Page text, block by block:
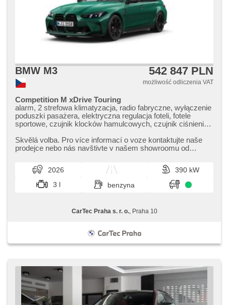
BMW M3 542 847 PLN
możliwość odliczenia VAT
Competition M xDrive Touring
alarm, 2 strefowa klimatyzacja, radio fabryczne, wyłączenie
poduszki pasażera, elektryczna regulacja foteli, fotele
sportowe, czujnik klocków hamulcowych, czujnik ciśnienia
bezklíčové odemykání, bezklíčové startování, odvětrávaná
sedadla, podgrzewane fotele, regulacja natężenia podwozia,
Skvělá volba. Pro více informací o voze kontaktujte naše
prodejce nebo nás navštivte v našem showroomu od
2026
390 kW
3 l
benzyna
CarTec Praha s. r. o., Praha 10